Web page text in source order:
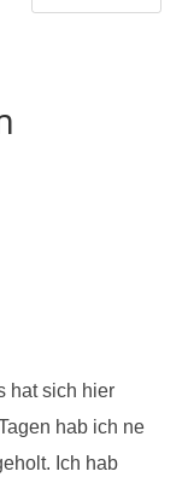
hat sich hier
hab ich ne
Ich hab